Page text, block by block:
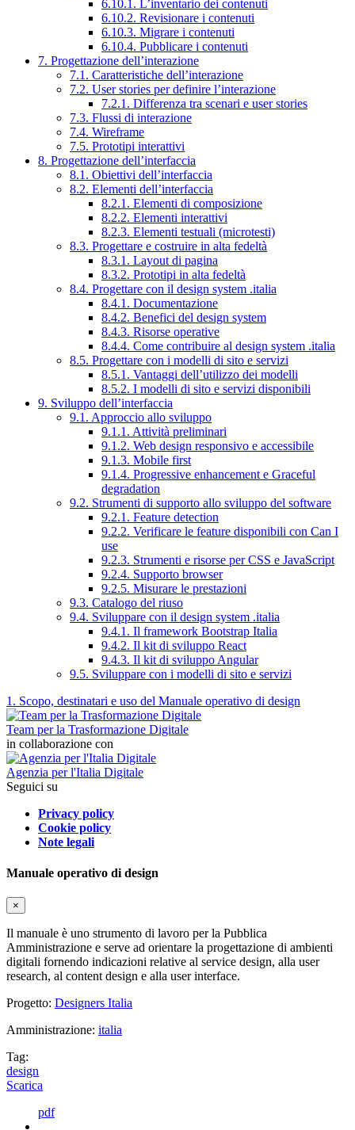
6.10.1. L’inventario dei contenuti
6.10.2. Revisionare i contenuti
6.10.3. Migrare i contenuti
6.10.4. Pubblicare i contenuti
7. Progettazione dell’interazione
7.1. Caratteristiche dell’interazione
7.2. User stories per definire l’interazione
7.2.1. Differenza tra scenari e user stories
7.3. Flussi di interazione
7.4. Wireframe
7.5. Prototipi interattivi
8. Progettazione dell’interfaccia
8.1. Obiettivi dell’interfaccia
8.2. Elementi dell’interfaccia
8.2.1. Elementi di composizione
8.2.2. Elementi interattivi
8.2.3. Elementi testuali (microtesti)
8.3. Progettare e costruire in alta fedeltà
8.3.1. Layout di pagina
8.3.2. Prototipi in alta fedeltà
8.4. Progettare con il design system .italia
8.4.1. Documentazione
8.4.2. Benefici del design system
8.4.3. Risorse operative
8.4.4. Come contribuire al design system .italia
8.5. Progettare con i modelli di sito e servizi
8.5.1. Vantaggi dell’utilizzo dei modelli
8.5.2. I modelli di sito e servizi disponibili
9. Sviluppo dell’interfaccia
9.1. Approccio allo sviluppo
9.1.1. Attività preliminari
9.1.2. Web design responsivo e accessibile
9.1.3. Mobile first
9.1.4. Progressive enhancement e Graceful
degradation
9.2. Strumenti di supporto allo sviluppo del software
9.2.1. Feature detection
9.2.2. Verificare le feature disponibili con Can I
use
9.2.3. Strumenti e risorse per CSS e JavaScript
9.2.4. Supporto browser
9.2.5. Misurare le prestazioni
9.3. Catalogo del riuso
9.4. Sviluppare con il design system .italia
9.4.1. Il framework Bootstrap Italia
9.4.2. Il kit di sviluppo React
9.4.3. Il kit di sviluppo Angular
9.5. Sviluppare con i modelli di sito e servizi
1. Scopo, destinatari e uso del Manuale operativo di design
Team per la Trasformazione Digitale
in collaborazione con
Agenzia per l'Italia Digitale
Seguici su
Privacy policy
Cookie policy
Note legali
Manuale operativo di design
×
Il manuale è uno strumento di lavoro per la Pubblica
Amministrazione e serve ad orientare la progettazione di ambienti
digitali fornendo indicazioni relative al service design, alla user
research, al content design e alla user interface.
Progetto: Designers Italia
Amministrazione: italia
Tag:
design
Scarica
pdf